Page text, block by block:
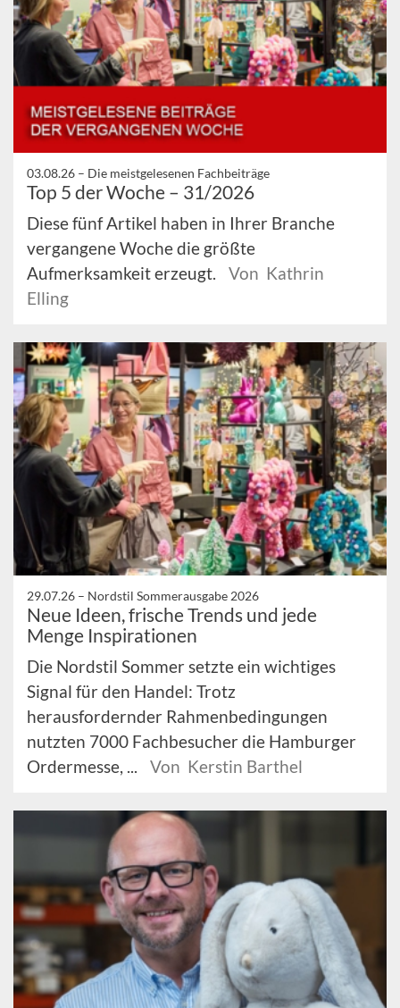
03.08.26 – Die meistgelesenen Fachbeiträge
Top 5 der Woche – 31/2026
Diese fünf Artikel haben in Ihrer Branche
vergangene Woche die größte
Aufmerksamkeit erzeugt.
Von Kathrin
Elling
29.07.26 – Nordstil Sommerausgabe 2026
Neue Ideen, frische Trends und jede
Menge Inspirationen
Die Nordstil Sommer setzte ein wichtiges
Signal für den Handel: Trotz
herausfordernder Rahmenbedingungen
nutzten 7000 Fachbesucher die Hamburger
Ordermesse, ...
Von Kerstin Barthel